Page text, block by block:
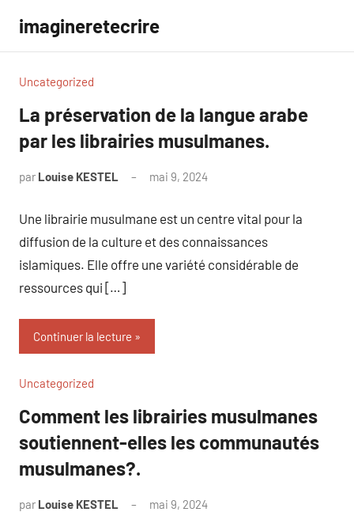
contenu
imagineretecrire
Uncategorized
La préservation de la langue arabe
par les librairies musulmanes.
par Louise KESTEL mai 9, 2024
Une librairie musulmane est un centre vital pour la
diffusion de la culture et des connaissances
islamiques. Elle offre une variété considérable de
ressources qui […]
Continuer la lecture
Uncategorized
Comment les librairies musulmanes
soutiennent-elles les communautés
musulmanes?.
par Louise KESTEL mai 9, 2024